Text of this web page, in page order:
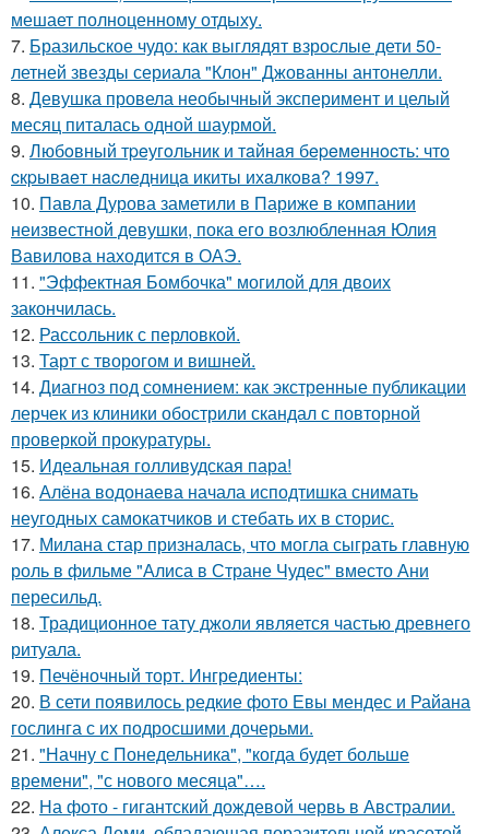
мешает полноценному отдыху.
7. Бразильское чудо: как выглядят взрослые дети 50-
летней звезды сериала "Клон" Джованны антонелли.
8. Девушка провела необычный эксперимент и целый
месяц питалась одной шаурмой.
9. Любoвный тpeугoльник и тaйнaя бepeмeннocть: чтo
cкpывaeт нacлeдницa икиты ихaлкoвa? 1997.
10. Павла Дурова заметили в Париже в компании
неизвестной девушки, пока его возлюбленная Юлия
Вавилова находится в ОАЭ.
11. "Эффектная Бомбочка" могилой для двоих
закончилась.
12. Рассольник с перловкой.
13. Тарт с творогом и вишней.
14. Диагноз под сомнением: как экстренные публикации
лерчек из клиники обострили скандал с повторной
проверкой прокуратуры.
15. Идеальная голливудская пара!
16. Алёна водонаева начала исподтишка снимать
неугодных самокатчиков и стебать их в сторис.
17. Милана стар призналась, что могла сыграть главную
роль в фильме "Алиса в Стране Чудес" вместо Ани
пересильд.
18. Традиционное тату джоли является частью древнего
ритуала.
19. Печёночный торт. Ингредиенты:
20. В сети появилось редкие фото Евы мендес и Райана
гослинга с их подросшими дочерьми.
21. "Начну с Понедельника", "когда будет больше
времени", "с нового месяца"….
22. На фото - гигантский дождевой червь в Австралии.